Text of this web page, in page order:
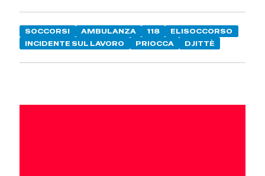
SOCCORSI AMBULANZA 118
ELISOCCORSO
INCIDENTE SUL LAVORO
PRIOCCA DJITTÈ